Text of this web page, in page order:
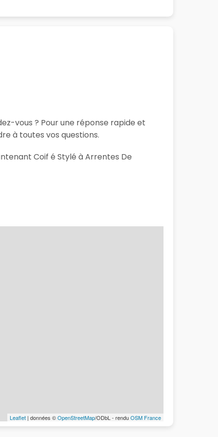
vous ? Pour une réponse rapide et
à toutes vos questions.
Coif é Stylé à Arrentes De
Leaflet | données ©OpenStreetMap/ODbL - renduOSM France